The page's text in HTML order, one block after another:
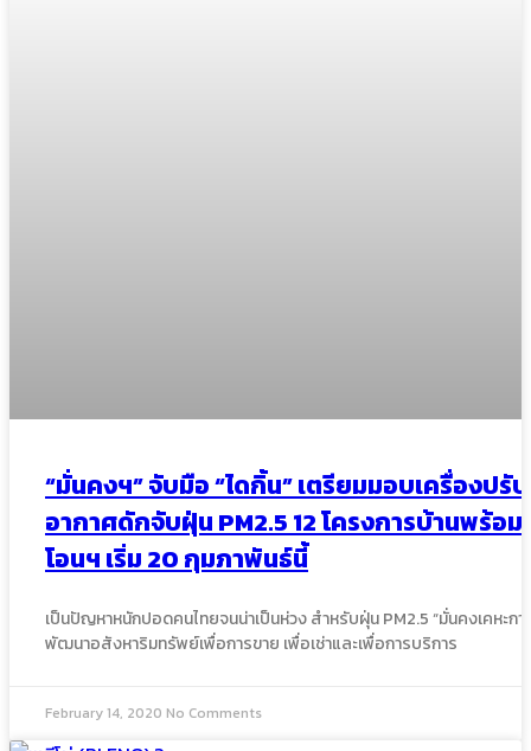
“มั่นคงฯ” จับมือ “ไดกิ้น” เตรียมมอบเครื่องปรับ
อากาศดักจับฝุ่น PM2.5 12 โครงการบ้านพร้อม
โอนฯ เริ่ม 20 กุมภาพันธ์นี้
เป็นปัญหาหนักปอดคนไทยจนน่าเป็นห่วง สำหรับฝุ่น PM2.5 “มั่นคงเคหะกา
พัฒนาอสังหาริมทรัพย์เพื่อการขาย เพื่อเช่าและเพื่อการบริการ
February 14, 2020 No Comments